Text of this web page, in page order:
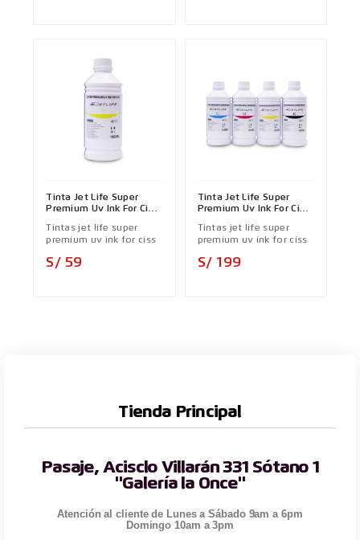
Tinta Jet Life Super
Premium Uv Ink For Ciss
Tintas jet life super
premium uv ink for ciss
S/ 59
Tinta Jet Life Super
Premium Uv Ink For Ciss
Tintas jet life super
premium uv ink for ciss
S/ 199
Tienda Principal
Pasaje, Acisclo Villarán 331 Sótano 1
"Galería la Once"
Atención al cliente de Lunes a Sábado 9am a 6pm
Domingo 10am a 3pm